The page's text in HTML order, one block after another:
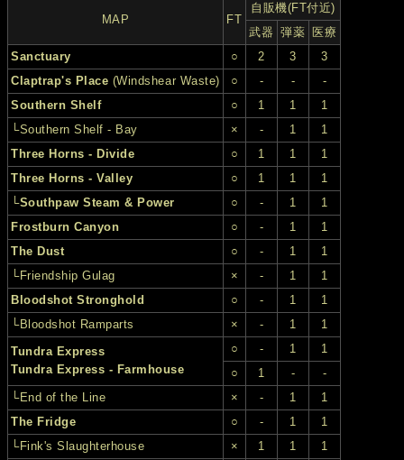
MAP FT
自販機(FT付近)
武器
弾薬
医療
Sanctuary
○ 2 3
3
Claptrap's Place (Windshear Waste) ○ - -
-
Southern Shelf
○ 1 1
1
└Southern Shelf - Bay
× - 1
1
Three Horns - Divide
○ 1 1
1
Three Horns - Valley
○ 1 1
1
└Southpaw Steam & Power ○ - 1
1
Frostburn Canyon
○ - 1
1
The Dust
○ - 1
1
└Friendship Gulag
× - 1
1
Bloodshot Stronghold
○ - 1
1
└Bloodshot Ramparts
× - 1
1
Tundra Express
Tundra Express - Farmhouse
○ - 1
1
○
1 -
-
└End of the Line
× - 1
1
The Fridge
○ - 1
1
└Fink's Slaughterhouse
× 1 1
1